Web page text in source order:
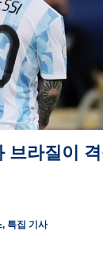
브라질이
,특집 기사